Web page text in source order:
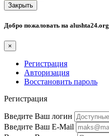
Закрыть
Добро пожаловать на alushta24.org
×
Регистрация
Авторизация
Восстановить пароль
Регистрация
Введите Ваш логин
Введите Ваш E-Mail